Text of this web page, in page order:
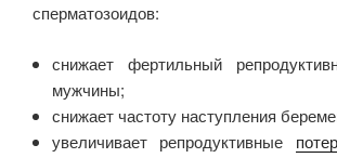
сперматозоидов:
снижает фертильный
мужчины;
снижает частоту наступления
увеличивает репродуктивные